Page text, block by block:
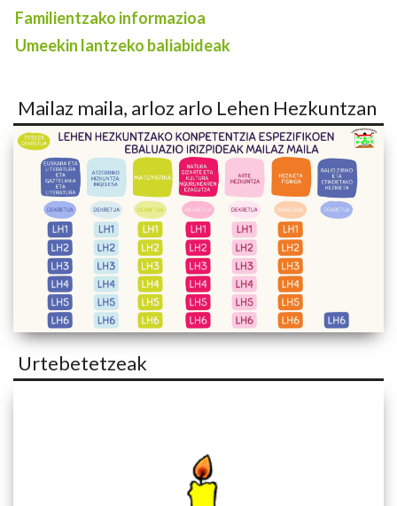
Familientzako informazioa
Umeekin lantzeko baliabideak
Mailaz maila, arloz arlo Lehen Hezkuntzan
Urtebetetzeak